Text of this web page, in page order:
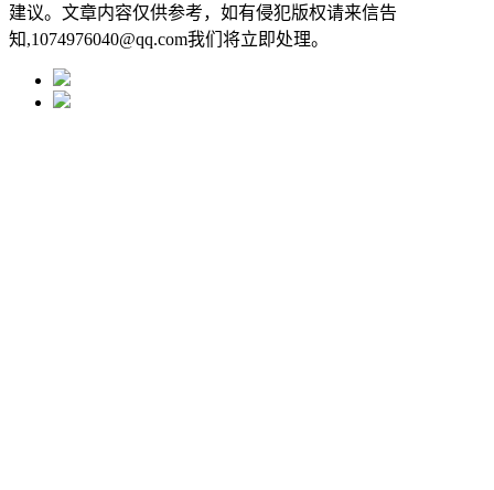
建议。文章内容仅供参考，如有侵犯版权请来信告
知,1074976040@qq.com我们将立即处理。